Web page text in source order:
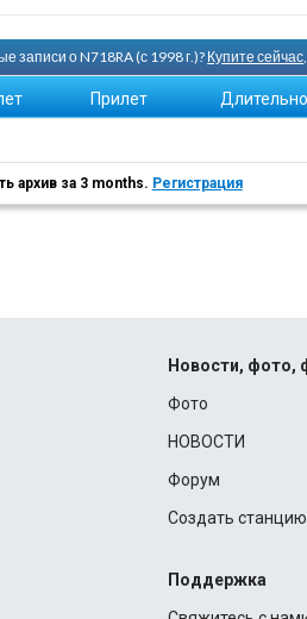
записи о N718RA (с 1998 г.)? Купите
Прилет
архив за 3 months. Регистрация
Новости, фото,
Фото
НОВОСТИ
Форум
Создать
Поддержка